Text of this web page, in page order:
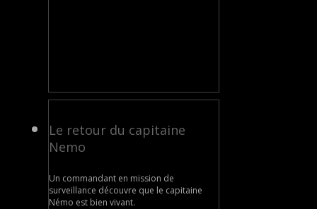
Le retour du capitaine
Nemo
Un commandant en mission de
surveillance découvre que le capitaine
Némo est bien vivant.